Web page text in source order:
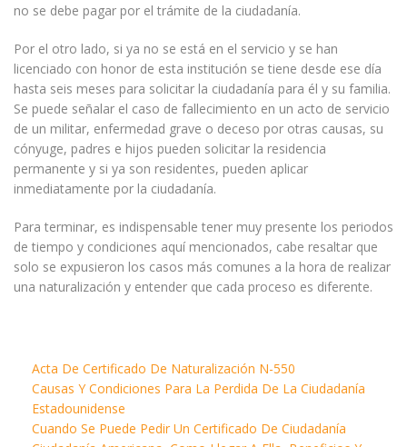
no se debe pagar por el trámite de la ciudadanía.
Por el otro lado, si ya no se está en el servicio y se han
licenciado con honor de esta institución se tiene desde ese día
hasta seis meses para solicitar la ciudadanía para él y su familia.
Se puede señalar el caso de fallecimiento en un acto de servicio
de un militar, enfermedad grave o deceso por otras causas, su
cónyuge, padres e hijos pueden solicitar la residencia
permanente y si ya son residentes, pueden aplicar
inmediatamente por la ciudadanía.
Para terminar, es indispensable tener muy presente los periodos
de tiempo y condiciones aquí mencionados, cabe resaltar que
solo se expusieron los casos más comunes a la hora de realizar
una naturalización y entender que cada proceso es diferente.
Acta De Certificado De Naturalización N-550
Causas Y Condiciones Para La Perdida De La Ciudadanía
Estadounidense
Cuando Se Puede Pedir Un Certificado De Ciudadanía